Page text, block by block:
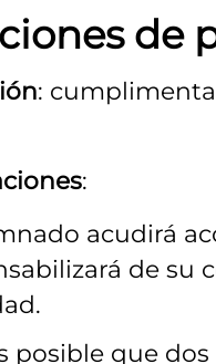
de
:
:
acudirá
de su
posible que